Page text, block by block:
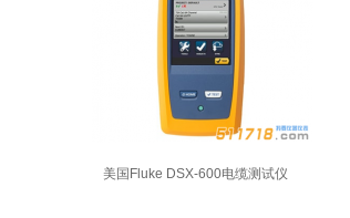
美国Fluke DSX-600电缆测试仪